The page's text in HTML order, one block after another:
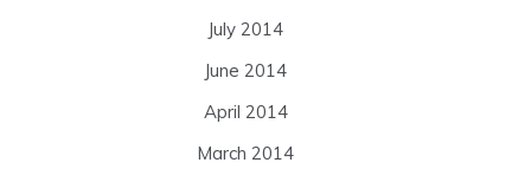
July 2014
June 2014
April 2014
March 2014